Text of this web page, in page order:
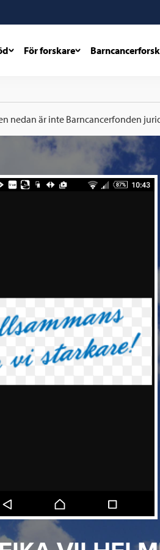
För forskare
nedan är inte Barncancerfonden